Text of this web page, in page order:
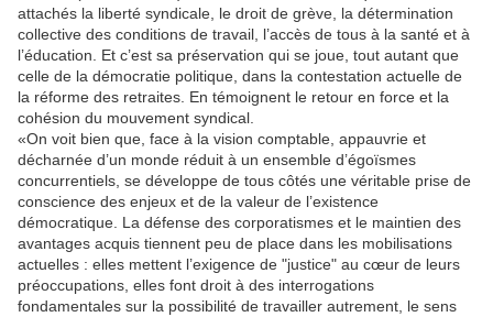
attachés la liberté syndicale, le droit de grève, la détermination
collective des conditions de travail, l’accès de tous à la santé et à
l’éducation. Et c’est sa préservation qui se joue, tout autant que
celle de la démocratie politique, dans la contestation actuelle de
la réforme des retraites. En témoignent le retour en force et la
cohésion du mouvement syndical.
«On voit bien que, face à la vision comptable, appauvrie et
décharnée d’un monde réduit à un ensemble d’égoïsmes
concurrentiels, se développe de tous côtés une véritable prise de
conscience des enjeux et de la valeur de l’existence
démocratique. La défense des corporatismes et le maintien des
avantages acquis tiennent peu de place dans les mobilisations
actuelles : elles mettent l’exigence de "justice" au cœur de leurs
préoccupations, elles font droit à des interrogations
fondamentales sur la possibilité de travailler autrement, le sens